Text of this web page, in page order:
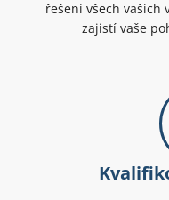
řešení všech vašich
zajistí vaše